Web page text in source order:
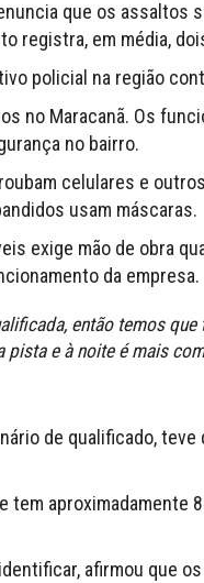
que os assaltos
registra, em média,
policial na região
no Maracanã. Os
no bairro.
celulares e
usam máscaras.
exige mão de obra
da empresa.
então temos
e à noite é mais
de qualificado,
tem aproximadamente
afirmou que